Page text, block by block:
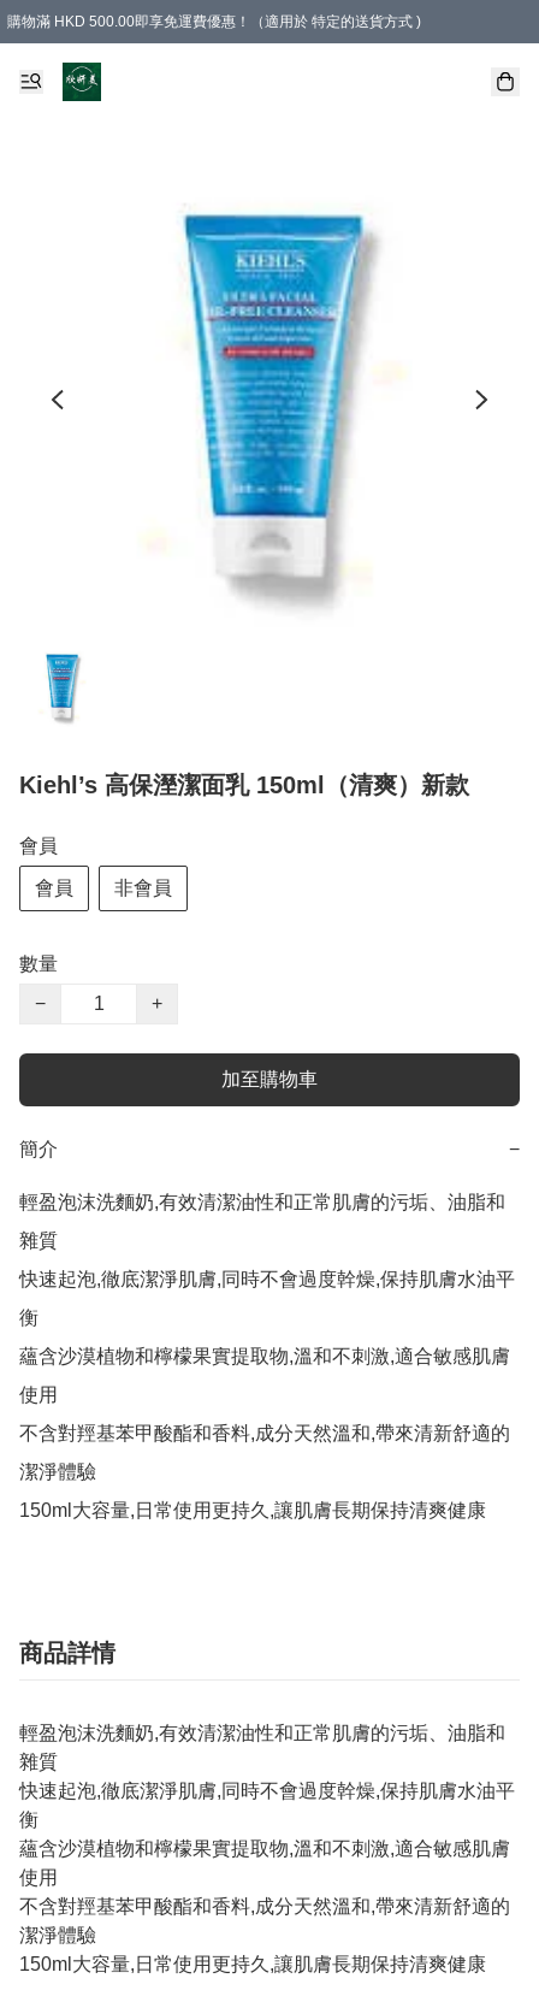
購物滿 HKD 500.00即享免運費優惠！（適用於 特定的送貨方式 )
Kiehl’s 高保溼潔面乳 150ml（清爽）新款
會員
會員 非會員
數量
−
+
加至購物車
簡介 −
輕盈泡沫洗麵奶,有效清潔油性和正常肌膚的污垢、油脂和
雜質
快速起泡,徹底潔淨肌膚,同時不會過度幹燥,保持肌膚水油平
衡
蘊含沙漠植物和檸檬果實提取物,溫和不刺激,適合敏感肌膚
使用
不含對羥基苯甲酸酯和香料,成分天然溫和,帶來清新舒適的
潔淨體驗
150ml大容量,日常使用更持久,讓肌膚長期保持清爽健康
商品詳情
輕盈泡沫洗麵奶,有效清潔油性和正常肌膚的污垢、油脂和
雜質
快速起泡,徹底潔淨肌膚,同時不會過度幹燥,保持肌膚水油平
衡
蘊含沙漠植物和檸檬果實提取物,溫和不刺激,適合敏感肌膚
使用
不含對羥基苯甲酸酯和香料,成分天然溫和,帶來清新舒適的
潔淨體驗
150ml大容量,日常使用更持久,讓肌膚長期保持清爽健康